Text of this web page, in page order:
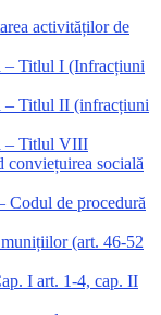
activităților de
– Titlul I (Infracțiuni
– Titlul II (infracțiuni
– Titlul VIII
socială
Codul de procedură
(art. 46-52
I art. 1-4, cap. II